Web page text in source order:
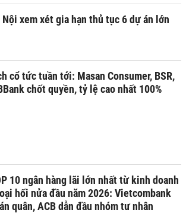
Nội xem xét gia hạn thủ tục 6 dự án lớn
cổ tức tuần tới: Masan Consumer, BSR,
chốt quyền, tỷ lệ cao nhất 100%
10 ngân hàng lãi lớn nhất từ kinh doanh
hối nửa đầu năm 2026: Vietcombank
quân, ACB dẫn đầu nhóm tư nhân